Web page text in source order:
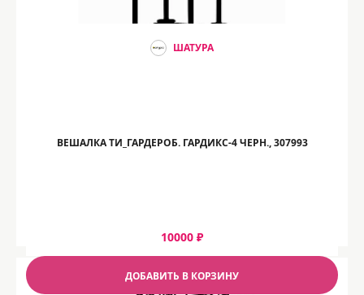
ШАТУРА
ВЕШАЛКА ТИ_ГАРДЕРОБ. ГАРДИКС-4 ЧЕРН., 307993
10000 ₽
ДОБАВИТЬ В КОРЗИНУ